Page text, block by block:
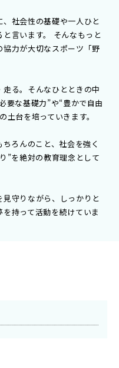
社会性の基礎や一人ひと
言います。 そんなもっと
力が大切なスポーツ「野
る。そんなひとときの中
要な基礎力”や“豊かで自由
台を培っていきます。
ろんのこと、社会を強く
”を絶対の教育理念として
守りながら、しっかりと
持って活動を続けていま